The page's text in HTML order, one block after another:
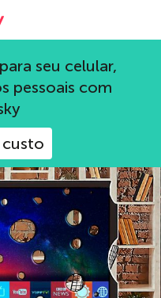
da Kaspersky
seu celular,
pessoais com
custo